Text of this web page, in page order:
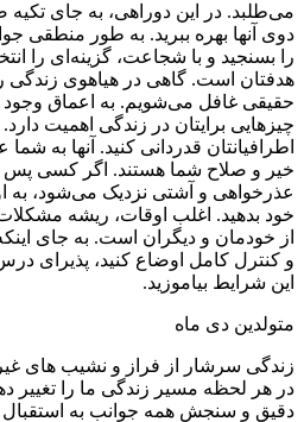
می‌طلبد. در این دوراهی، به جای
دوی آنها بهره ببرید. به طور منطقی
را بسنجید و با شجاعت، گزینه‌ای را
هدفتان است. گاهی در هیاهوی زندگی
حقیقی غافل می‌شویم. به اعماق وجود
چیزهایی برایتان در زندگی اهمیت
اطرافیانتان قدردانی کنید. آنها به
خیر و صلاح شما هستند. اگر کسی پس
عذرخواهی و آشتی نزدیک می‌شود، به
خود بدهید. اغلب اوقات، ریشه
از خودمان و دیگران است. به جای
و کنترل کامل اوضاع کنید، پذیرای
این شرایط بیاموزید.
متولدین دی ماه
زندگی سرشار از فراز و نشیب های
در هر لحظه مسیر زندگی ما را تغییر
دقیق و سنجش همه جوانب به استقبال